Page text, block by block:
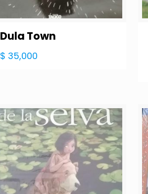
Dula Town
$ 35,000